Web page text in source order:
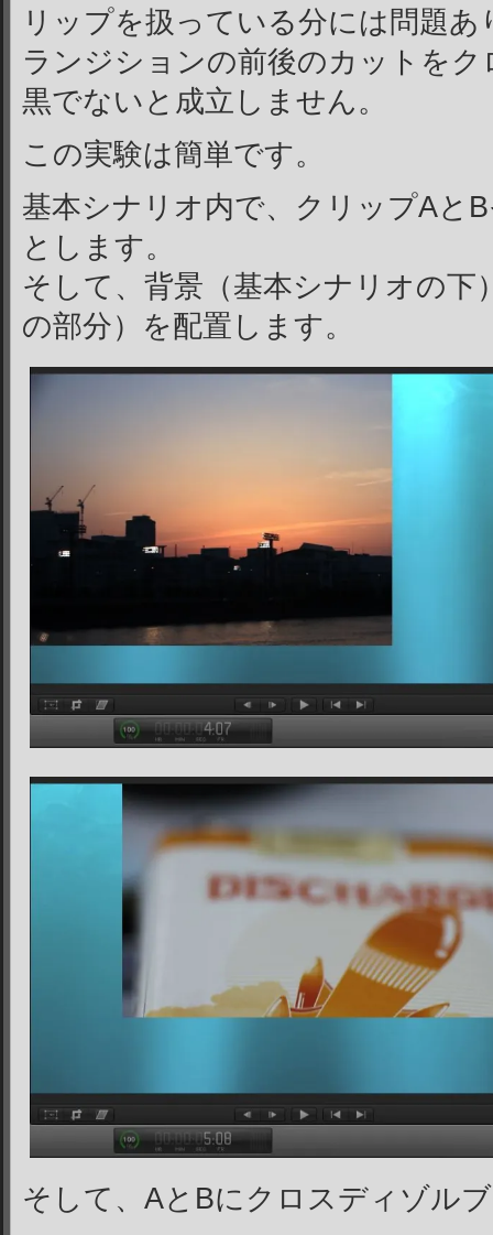
リップを扱っている分には問題
ランジションの前後のカットを
黒でないと成立しません。
この実験は簡単です。
基本シナリオ内で、クリップAと
とします。
そして、背景（基本シナリオの下
の部分）を配置します。
そして、AとBにクロスディゾル